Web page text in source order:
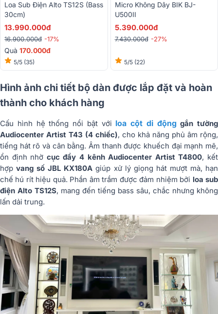
Loa Sub Điện Alto TS12S (bass
30cm)
13.990.000đ
16.900.000đ -17%
Quà 170.000đ
5/5 (35)
Micro Không Dây BIK BJ-
U500II
5.390.000đ
7.430.000đ -27%
5/5 (22)
Hình ảnh chi tiết bộ dàn được lắp đặt và hoàn
thành cho khách hàng
Cấu hình hệ thống nổi bật với loa cột di độnggắn tường
Audiocenter Artist T43 (4 chiếc), cho khả năng phủ âm rộng,
tiếng hát rõ và cân bằng. Âm thanh được khuếch đại mạnh mẽ,
ổn định nhờ cục đẩy 4 kênh Audiocenter Artist T4800, kết
hợpvang số JBL KX180A giúp xử lý giọng hát mượt mà, hạn
chế hú rít hiệu quả. Phần âm trầm được đảm nhiệm bởi loa sub
điện Alto TS12S, mang đến tiếng bass sâu, chắc nhưng không
lấn dải trung.